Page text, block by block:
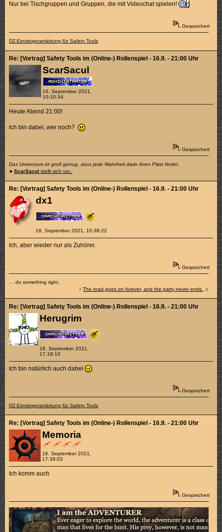
Nur bei Tischgruppen und Gruppen, die mit Videochat spielen!
Gespeichert
DZ-Einsteigeranleitung für Safety Tools
ScarSacul
16. September 2021,
10:10:34
Re: [Vortrag] Safety Tools im (Online-) Rollenspiel - 16.9. - 21:00 Uhr
Heute Abend 21:00!
Ich bin dabei, wer noch?
Gespeichert
Das Universum ist groß genug, dass jede Wahrheit darin ihren Platz findet.
►ScarSacul stellt sich vor..
dx1
16. September 2021, 10:38:22
Re: [Vortrag] Safety Tools im (Online-) Rollenspiel - 16.9. - 21:00 Uhr
Ich, aber wieder nur als Zuhörer.
Gespeichert
… do something right.
♪The road goes on forever, and the party never ends. ♫
Herugrim
16. September 2021,
17:18:10
Re: [Vortrag] Safety Tools im (Online-) Rollenspiel - 16.9. - 21:00 Uhr
Ich bin natürlich auch dabei
Gespeichert
DZ-Einsteigeranleitung für Safety Tools
Memoria
16. September 2021,
17:39:03
Re: [Vortrag] Safety Tools im (Online-) Rollenspiel - 16.9. - 21:00 Uhr
Ich komm auch
Gespeichert